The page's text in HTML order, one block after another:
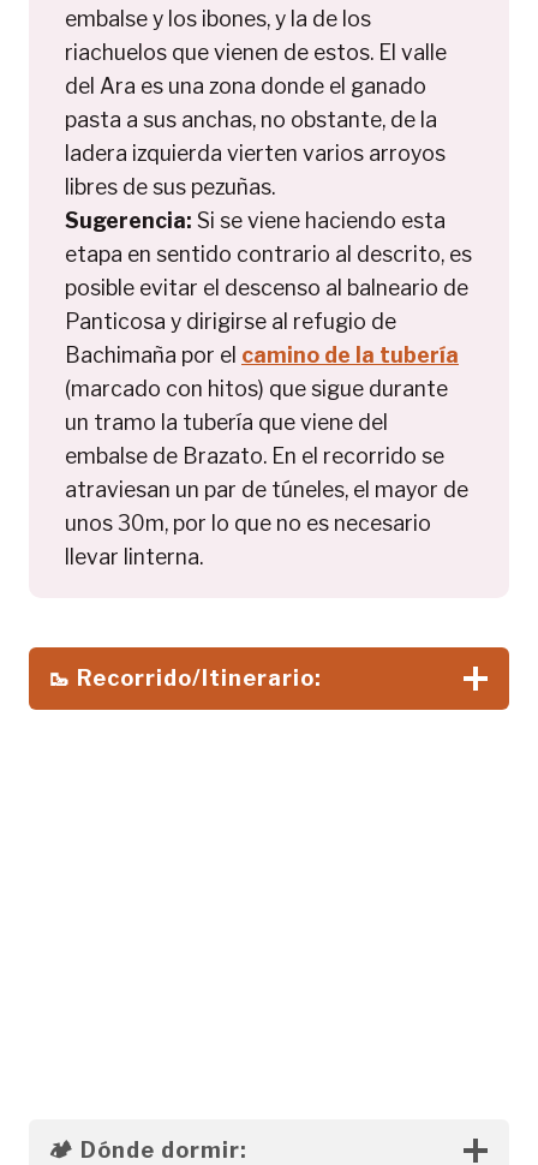
embalse y los ibones, y la de los
riachuelos que vienen de estos. El valle
del Ara es una zona donde el ganado
pasta a sus anchas, no obstante, de la
ladera izquierda vierten varios arroyos
libres de sus pezuñas.
Sugerencia: Si se viene haciendo esta
etapa en sentido contrario al descrito, es
posible evitar el descenso al balneario de
Panticosa y dirigirse al refugio de
Bachimaña por el camino de la tubería
(marcado con hitos) que sigue durante
un tramo la tubería que viene del
embalse de Brazato. En el recorrido se
atraviesan un par de túneles, el mayor de
unos 30m, por lo que no es necesario
llevar linterna.
🥾 Recorrido/Itinerario:
🏕️ Dónde dormir: